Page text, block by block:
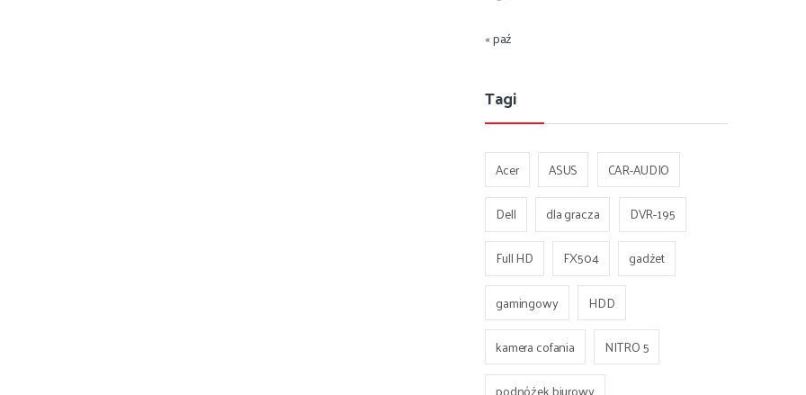
« paź
Tagi
Acer ASUS
CAR-AUDIO
Dell
dla gracza
DVR-195
Full HD
FX504
gadżet
gamingowy
HDD
kamera cofania
NITRO 5